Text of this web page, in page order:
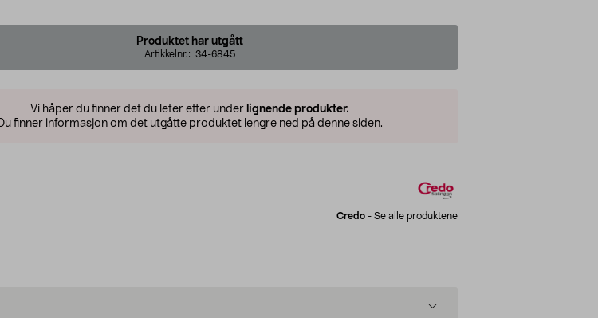
Produktet har utgått
Artikkelnr.: 34-6845
Vi håper du finner det du leter etter under lignende produkter.
Du finner informasjon om det utgåtte produktet lengre ned på denne siden.
Credo - Se alle produktene